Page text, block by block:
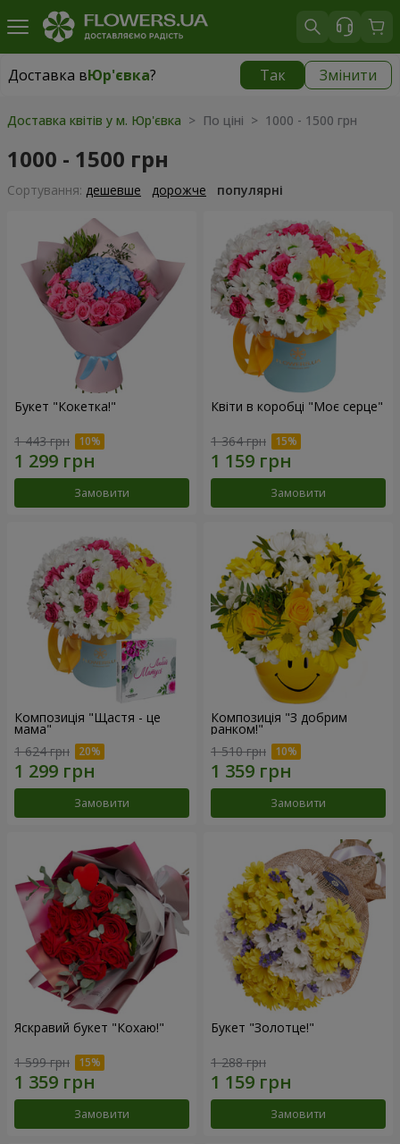
Доставка вЮр'євка? Так Змінити
Доставка вЮр'євка|
Доставка квітів у м. Юр'євка > По ціні > 1000 - 1500 грн
1000 - 1500 грн
Сортування: дешевше дорожче популярні
Букет "Кокетка!"
1 443 грн
Замовити
Квіти в коробці "Моє серце"
1 364 грн
Замовити
Композиція "Щастя - це
мама"
1 624 грн
Замовити
Композиція "З добрим
ранком!"
1 510 грн
Замовити
Яскравий букет "Кохаю!"
1 599 грн
Замовити
Букет "Золотце!"
1 288 грн
Замовити